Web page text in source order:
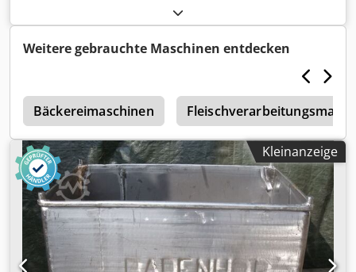
Umrandung -Füße: verstellbar -Abmessungen:
2020/900/H960 mm -Gewicht: 30 kg
Weitere gebrauchte Maschinen entdecken
Bäckereimaschinen
Kleinanzeige